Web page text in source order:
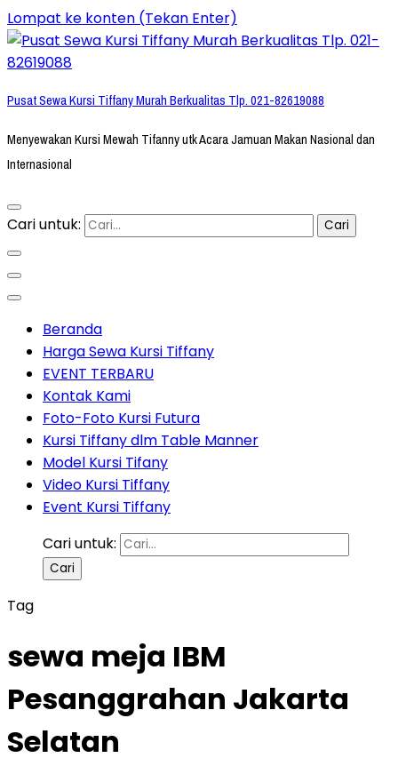
Lompat ke konten (Tekan Enter)
Pusat Sewa Kursi Tiffany Murah Berkualitas Tlp. 021-82619088
Menyewakan Kursi Mewah Tifanny utk Acara Jamuan Makan Nasional dan
Internasional
Cari untuk:
Beranda
Harga Sewa Kursi Tiffany
EVENT TERBARU
Kontak Kami
Foto-Foto Kursi Futura
Kursi Tiffany dlm Table Manner
Model Kursi Tifany
Video Kursi Tiffany
Event Kursi Tiffany
Cari untuk:
Tag
sewa meja IBM
Pesanggrahan Jakarta
Selatan